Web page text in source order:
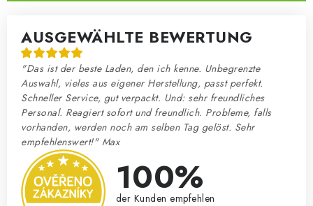
AUSGEWÄHLTE BEWERTUNG
"Das ist der beste Laden, den ich kenne. Unbegrenzte
Auswahl, vieles aus eigener Herstellung, passt perfekt.
Schneller Service, gut verpackt. Und: sehr freundliches
Personal. Reagiert sofort und freundlich. Probleme, falls
vorhanden, werden noch am selben Tag gelöst. Sehr
empfehlenswert!" Max
100%
der Kunden empfehlen